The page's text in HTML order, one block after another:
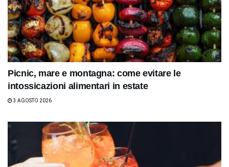
Picnic, mare e montagna: come evitare le
intossicazioni alimentari in estate
3 AGOSTO 2026